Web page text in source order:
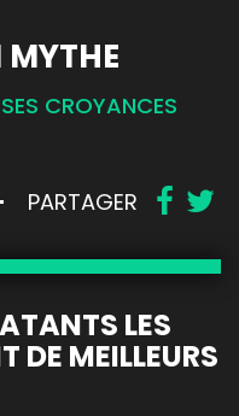
CROYANCES
PARTAGER
LES
DE MEILLEURS